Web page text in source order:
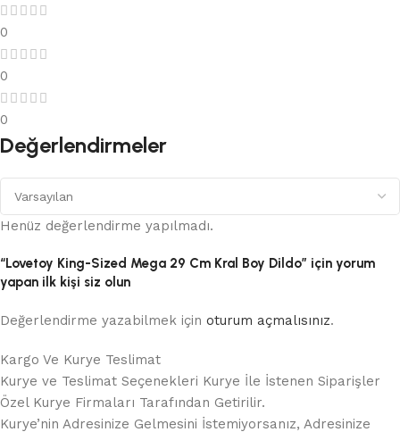
0
0
0
Değerlendirmeler
Henüz değerlendirme yapılmadı.
“Lovetoy King-Sized Mega 29 Cm Kral Boy Dildo” için yorum
yapan ilk kişi siz olun
Değerlendirme yazabilmek için oturum açmalısınız.
Kargo Ve Kurye Teslimat
Kurye ve Teslimat Seçenekleri Kurye İle İstenen Siparişler
Özel Kurye Firmaları Tarafından Getirilir.
Kurye’nin Adresinize Gelmesini İstemiyorsanız, Adresinize